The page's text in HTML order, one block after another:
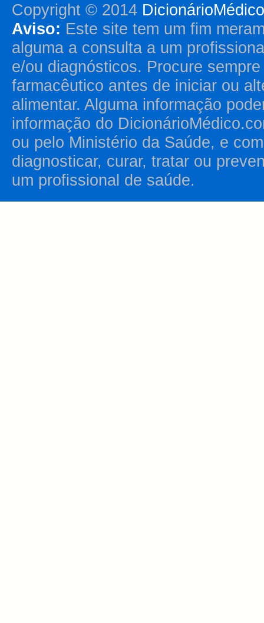
Copyright © 2014
Aviso: Este site tem um fim
alguma a consulta a um
e/ou diagnósticos. Procure
farmacêutico antes de iniciar ou
alimentar. Alguma informação
informação do
ou pelo Ministério da Saúde, e
diagnosticar, curar, tratar ou
um profissional de saúde.